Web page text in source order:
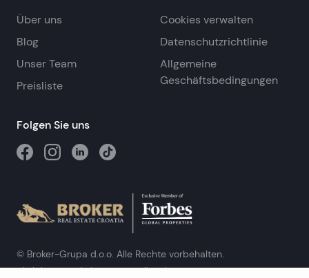
Über uns
Blog
Unser Team
Preisliste
Cookies verwalten
Datenschutzrichtlinie
Allgemeine
Geschäftsbedingungen
Folgen Sie uns
© Broker-Grupa d.o.o. Alle Rechte vorbehalten.
Obala kneza Branimira 1, 21000 Split-Phone: +385 98 384 007